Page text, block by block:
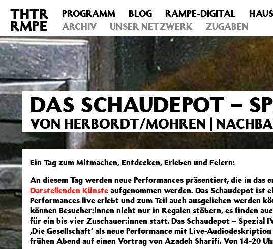
Deprecated : Die Funktion post_permalink ist seit Version 4.4.0 veraltet!
includes/functions.phpon line6031
THTR
RMPE
PROGRAMM BLOG RAMPE-DIGITAL HAUS
ARCHIV
UNSER NETZWERK ZUGABEN
DAS SCHAUDEPOT –
VON HERBORDT/MOHREN |
Ein Tag zum Mitmachen, Entdecken, Erleben und Feiern:
An diesem Tag werden neue Performances präsentiert, die in das
Darstellenden Künste aufgenommen werden. Das Schaudepot ist
Performances live erlebt und zum Teil auch ausgeliehen werden
können Besucher:innen nicht nur in Regalen stöbern, es finden
für ein bis vier Zuschauer:innen statt. Das Schaudepot – Spezial
‚Die Gesellschaft‘ als neue Performance mit Live-
frühen Abend auf einen Vortrag von Azadeh Sharifi. Von 14-20